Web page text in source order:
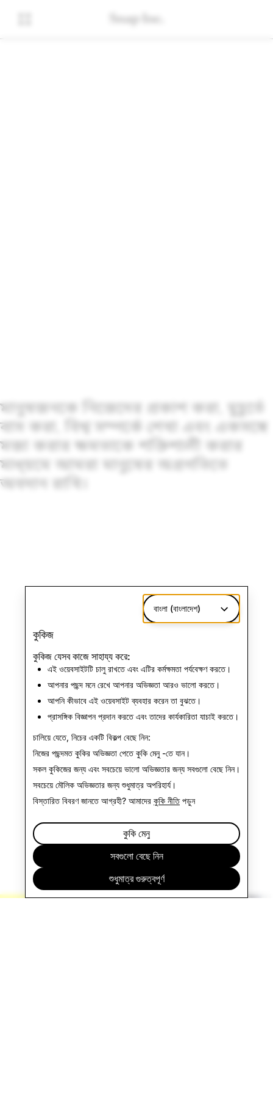
মানুষজনকে নিজেদের প্রকাশ করা, মুহূর্তে
বাস করা, বিশ্ব সম্পর্কে শেখা এবং একসঙ্গে
মজা করার ক্ষমতাকে শক্তিশালী করার
মাধ্য়মে আমরা মানুষের অগ্রগতিতে
অবদান রাখি।
আমাদের পণ্য ও পরিষেবা
বাংলা (বাংলাদেশ)
কুকিজ
কুকিজ যেসব কাজে সাহায্য করে:
এই ওয়েবসাইটটি চালু রাখতে এবং এটির কর্মক্ষমতা পর্যবেক্ষণ করতে।
আপনার পছন্দ মনে রেখে আপনার অভিজ্ঞতা আরও ভালো করতে।
আপনি কীভাবে এই ওয়েবসাইট ব্যবহার করেন তা বুঝতে।
প্রাসঙ্গিক বিজ্ঞাপন প্রদান করতে এবং তাদের কার্যকারিতা যাচাই করতে।
চালিয়ে যেতে, নিচের একটি বিকল্প বেছে নিন:
নিজের পছন্দমত কুকির অভিজ্ঞতা পেতেকুকি মেনু-তে যান।
সকল কুকিজের জন্য এবং সবচেয়ে ভালো অভিজ্ঞতার জন্য সবগুলো বেছে নিন।
সবচেয়ে মৌলিক অভিজ্ঞতার জন্য শুধুমাত্র অপরিহার্য।
বিস্তারিত বিবরণ জানতে আগ্রহী? আমাদের কুকি নীতিপড়ুন
শুধুমাত্র গুরুত্বপূর্ণ
সবগুলো বেছে নিন
কুকি মেনু